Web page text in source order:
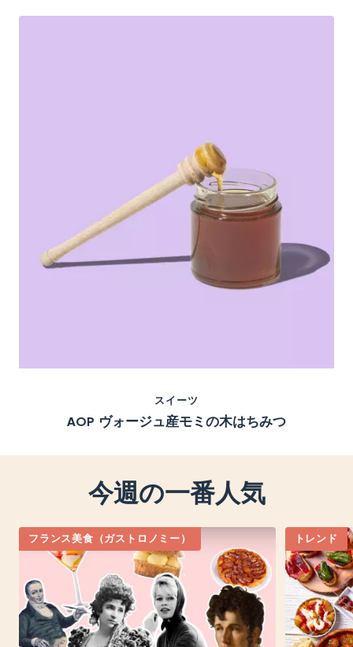
スイーツ
AOP ヴォージュ産モミの木はちみつ
今週の一番人気
フランス美食（ガストロノミー） トレンド